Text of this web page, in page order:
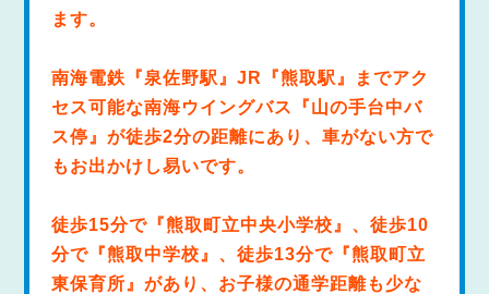
ます。
南海電鉄『泉佐野駅』JR『熊取駅』までアク
セス可能な南海ウイングバス『山の手台中バ
ス停』が徒歩2分の距離にあり、車がない方で
もお出かけし易いです。
徒歩15分で『熊取町立中央小学校』、徒歩10
分で『熊取中学校』、徒歩13分で『熊取町立
東保育所』があり、お子様の通学距離も少な